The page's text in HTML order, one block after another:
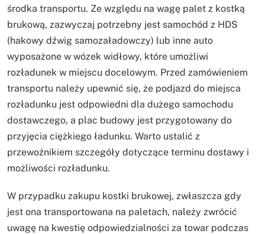
środka transportu. Ze względu na wagę palet z kostką
brukową, zazwyczaj potrzebny jest samochód z HDS
(hakowy dźwig samozaładowczy) lub inne auto
wyposażone w wózek widłowy, które umożliwi
rozładunek w miejscu docelowym. Przed zamówieniem
transportu należy upewnić się, że podjazd do miejsca
rozładunku jest odpowiedni dla dużego samochodu
dostawczego, a plac budowy jest przygotowany do
przyjęcia ciężkiego ładunku. Warto ustalić z
przewoźnikiem szczegóły dotyczące terminu dostawy i
możliwości rozładunku.
W przypadku zakupu kostki brukowej, zwłaszcza gdy
jest ona transportowana na paletach, należy zwrócić
uwagę na kwestię odpowiedzialności za towar podczas